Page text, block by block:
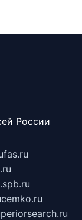
России
fas.ru
cemko.ru